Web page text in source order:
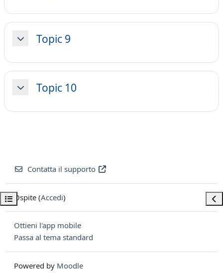
Apri indice del corso
MinimizzaTopic 9
MinimizzaTopic 10
Contatta il supporto
Ospite (Accedi)
Ottieni l'app mobile
Passa al tema standard
Powered by Moodle